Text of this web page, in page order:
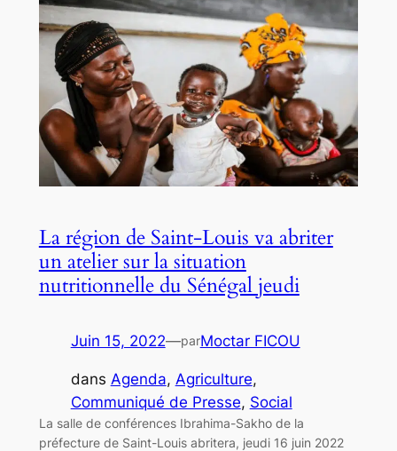
La région de Saint-Louis va abriter
un atelier sur la situation
nutritionnelle du Sénégal jeudi
Juin 15, 2022—parMoctar FICOU
dans Agenda, Agriculture
Communiqué de Presse, Social
La salle de conférences Ibrahima-Sakho de la
préfecture de Saint-Louis abritera, jeudi 16 juin 2022